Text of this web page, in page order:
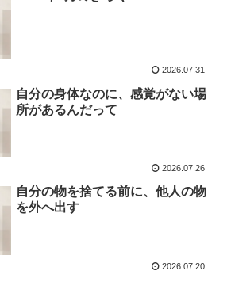
2026.07.31
自分の身体なのに、感覚がない場
所があるんだって
2026.07.26
自分の物を捨てる前に、他人の物
を外へ出す
2026.07.20